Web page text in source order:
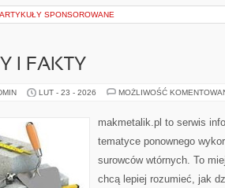
ARTYKUŁY SPONSOROWANE
I FAKTY
LUT - 23 - 2026 MOŻLIWOŚĆ
makmetalik.pl to serwis
tematyce ponownego
surowców wtórnych. To
chcą lepiej rozumieć, jak